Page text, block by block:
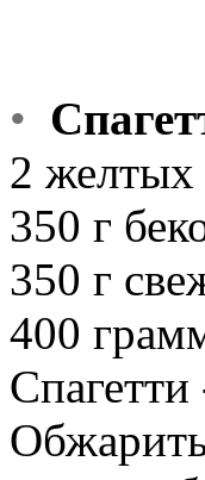
•
2 желтых
350 г
350 г
400